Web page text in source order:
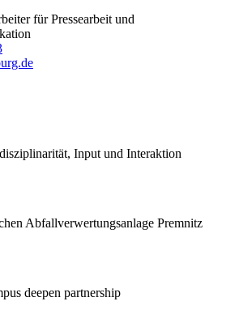
für Pressearbeit und
Input und Interaktion
Abfallverwertungsanlage Premnitz
deepen partnership